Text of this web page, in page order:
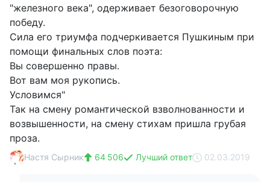
"железного века", одерживает безоговорочную
победу.
Сила его триумфа подчеркивается Пушкиным при
помощи финальных слов поэта:
Вы совершенно правы.
Вот вам моя рукопись.
Условимся"
Так на смену романтической взволнованности и
возвышенности, на смену стихам пришла грубая
проза.
Настя Сырник 64 506 Лучший ответ 02.03.2019